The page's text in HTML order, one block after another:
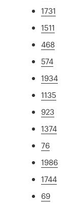
1731
1511
468
574
1934
1135
923
1374
76
1986
1744
69